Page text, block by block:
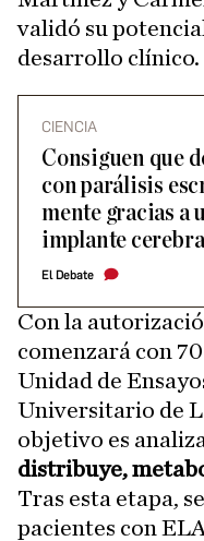
validó su
desarrollo clínico.
CIENCIA
Consiguen que
con parálisis
mente gracias a
implante
El Debate
Con la
comenzará con
Unidad de
Universitario de
objetivo es
distribuye,
Tras esta etapa,
pacientes con